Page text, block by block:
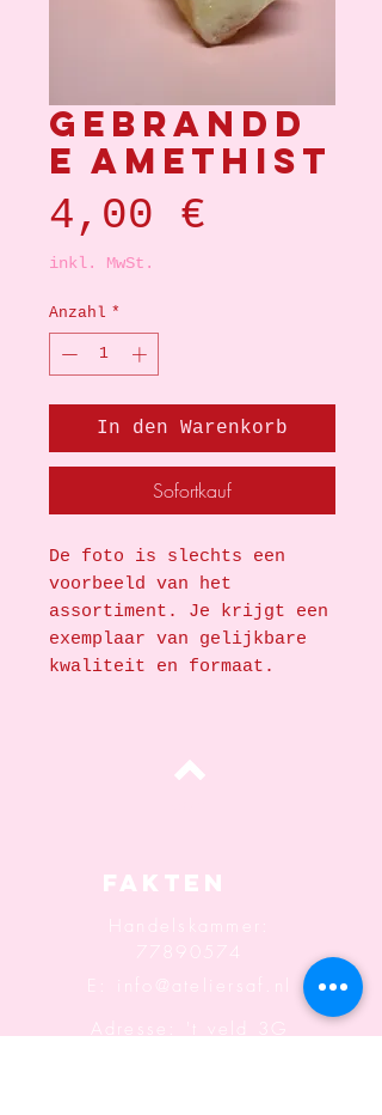
Gebrandd
e amethist
4,00 €
inkl. MwSt.
Anzahl *
In den Warenkorb
Sofortkauf
De foto is slechts een
voorbeeld van het
assortiment. Je krijgt een
exemplaar van gelijkbare
kwaliteit en formaat.
Fakten
Handelskammer:
77890574
info@ateliersaf.nl
Adresse: 't veld 3G